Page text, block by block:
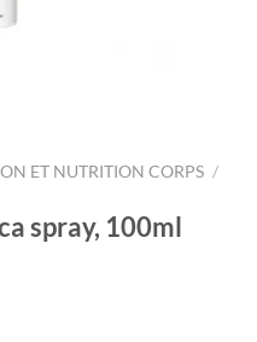
ET NUTRITION CORPS /
spray, 100ml